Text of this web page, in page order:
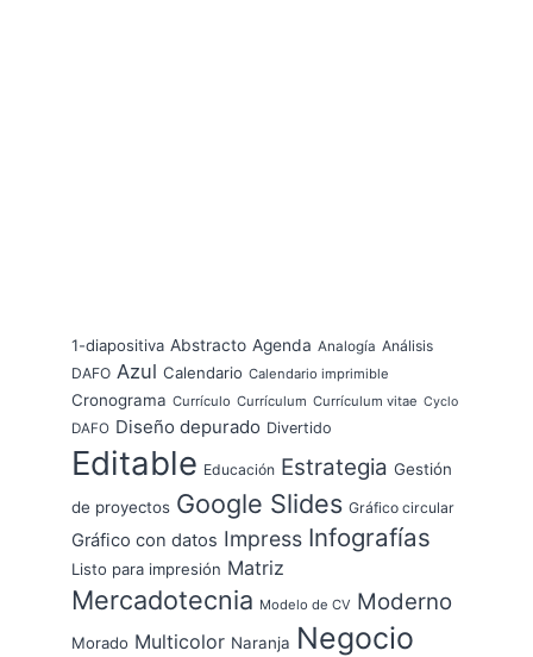
1-diapositiva Abstracto Agenda Analogía Análisis
DAFO Azul Calendario Calendario imprimible
Cronograma Currículo Currículum Currículum vitae Cyclo
DAFO Diseño depurado Divertido
Editable Educación Estrategia Gestión
de proyectos Google Slides Gráfico circular
Gráfico con datos Impress Infografías
Listo para impresión Matriz
Mercadotecnia Modelo de CV Moderno
Morado Multicolor Naranja Negocio